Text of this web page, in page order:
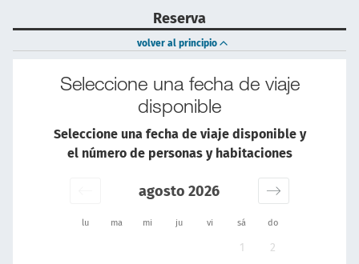
Reserva
volver al principio
Seleccione una fecha de viaje
disponible
Seleccione una fecha de viaje disponible y
el número de personas y habitaciones
lu ma mi ju vi sá do
agosto 2026
1 2